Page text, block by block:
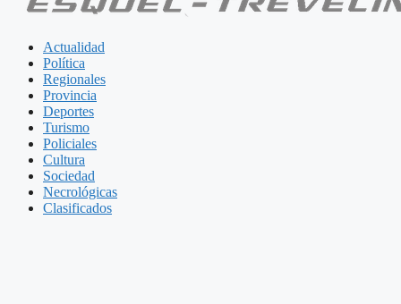
Actualidad
Política
Regionales
Provincia
Deportes
Turismo
Policiales
Cultura
Sociedad
Necrológicas
Clasificados